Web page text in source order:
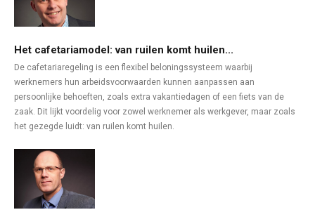
Het cafetariamodel: van ruilen komt huilen...
De cafetariaregeling is een flexibel beloningssysteem waarbij
werknemers hun arbeidsvoorwaarden kunnen aanpassen aan
persoonlijke behoeften, zoals extra vakantiedagen of een fiets van de
zaak. Dit lijkt voordelig voor zowel werknemer als werkgever, maar zoals
het gezegde luidt: van ruilen komt huilen.